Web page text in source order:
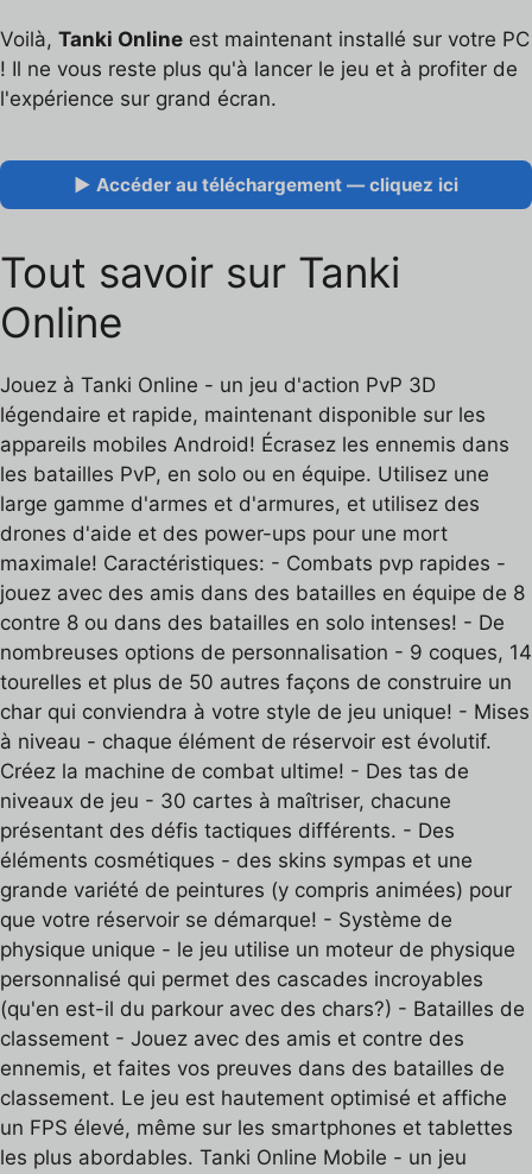
Voilà, Tanki Online est maintenant installé sur votre PC
! Il ne vous reste plus qu'à lancer le jeu et à profiter de
l'expérience sur grand écran.
▶ Accéder au téléchargement — cliquez ici
Tout savoir sur Tanki
Online
Jouez à Tanki Online - un jeu d'action PvP 3D
légendaire et rapide, maintenant disponible sur les
appareils mobiles Android! Écrasez les ennemis dans
les batailles PvP, en solo ou en équipe. Utilisez une
large gamme d'armes et d'armures, et utilisez des
drones d'aide et des power-ups pour une mort
maximale! Caractéristiques: - Combats pvp rapides -
jouez avec des amis dans des batailles en équipe de 8
contre 8 ou dans des batailles en solo intenses! - De
nombreuses options de personnalisation - 9 coques, 14
tourelles et plus de 50 autres façons de construire un
char qui conviendra à votre style de jeu unique! - Mises
à niveau - chaque élément de réservoir est évolutif.
Créez la machine de combat ultime! - Des tas de
niveaux de jeu - 30 cartes à maîtriser, chacune
présentant des défis tactiques différents. - Des
éléments cosmétiques - des skins sympas et une
grande variété de peintures (y compris animées) pour
que votre réservoir se démarque! - Système de
physique unique - le jeu utilise un moteur de physique
personnalisé qui permet des cascades incroyables
(qu'en est-il du parkour avec des chars?) - Batailles de
classement - Jouez avec des amis et contre des
ennemis, et faites vos preuves dans des batailles de
classement. Le jeu est hautement optimisé et affiche
un FPS élevé, même sur les smartphones et tablettes
les plus abordables. Tanki Online Mobile - un jeu